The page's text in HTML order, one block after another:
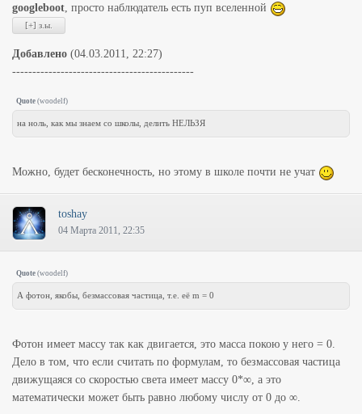
googleboot, просто наблюдатель есть пуп вселенной
Добавлено (04.03.2011, 22:27)
---------------------------------------------
Quote (woodelf)
на ноль, как мы знаем со школы, делить НЕЛЬЗЯ
Можно, будет бесконечность, но этому в школе почти не учат
toshay
04 Марта 2011, 22:35
Quote (woodelf)
А фотон, якобы, безмассовая частица, т.е. её m = 0
Фотон имеет массу так как двигается, это масса покою у него = 0.
Дело в том, что если считать по формулам, то безмассовая частица
движущаяся со скоростью света имеет массу 0*∞, а это
математически может быть равно любому числу от 0 до ∞.